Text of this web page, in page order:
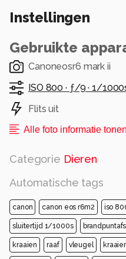
Instellingen
Gebruikte
Canoneosr6 mark ii
ISO 800 · ƒ/9 ·1/
Flits uit
Alle foto informatie tonen
Categorie Dieren
Automatische tags
canon canon eos r6m2 iso
sluitertijd 1/1000s
kraaien raaf vleugel